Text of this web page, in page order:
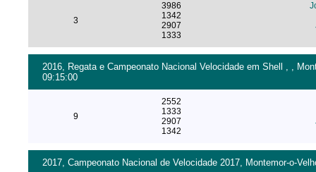
3
3986
1342
2907
1333
2016, Regata e Campeonato Nacional Velocidade em Shell , ,
09:15:00
9
2552
1333
2907
1342
2017, Campeonato Nacional de Velocidade 2017, Montemor-o-